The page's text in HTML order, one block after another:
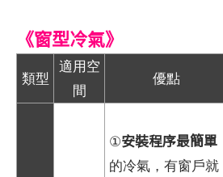
《窗型冷氣》
類型
適用空
間
優點
①安裝程序最簡單
的冷氣，有窗戶就